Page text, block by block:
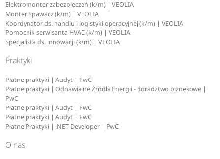
Elektromonter zabezpieczeń (k/m) | VEOLIA
Monter Spawacz (k/m) | VEOLIA
Koordynator ds. handlu i logistyki operacyjnej (k/m) | VEOLIA
Pomocnik serwisanta HVAC (k/m) | VEOLIA
Specjalista ds. innowacji (k/m) | VEOLIA
Praktyki
Płatne praktyki | Audyt | PwC
Płatne praktyki | Odnawialne Źródła Energii - doradztwo biznesowe |
PwC
Płatne praktyki | Audyt | PwC
Płatne praktyki | Audyt | PwC
Płatne Praktyki | .NET Developer | PwC
O nas